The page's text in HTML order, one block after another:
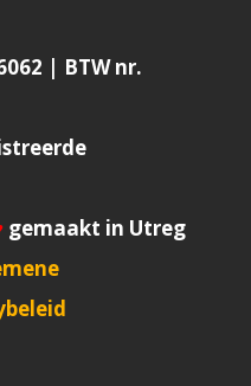
| BTW nr.
gemaakt in Utreg